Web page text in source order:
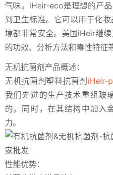
气味。iHeir-eco是理想的产
到卫生标准。它可以用于化
境都非常安全。美国iHeir继
的功效、分析方法和毒性特征
无机抗菌剂产品概述：
无机抗菌剂塑料抗菌剂 iHeir-
我们先进的生产技术重组玻
的。同时，在其结构中加入
力。
性能优势：